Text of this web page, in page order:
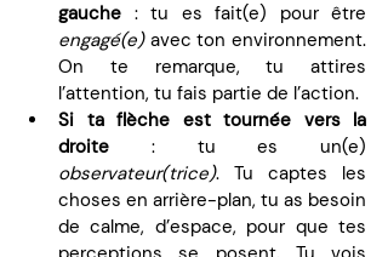
gauche
engagé(e) avec ton environnement.
On te remarque, tu attires
l’attention, tu fais partie de l’action.
Si ta flèche est tournée vers la
droite
observateur(trice). Tu captes les
choses en arrière-plan, tu as besoin
de calme, d’espace, pour que tes